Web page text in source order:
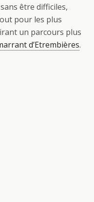
être difficiles,
pour les plus
un parcours plus
d’Etrembières.